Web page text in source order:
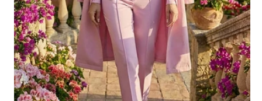
de
ofertaAgotado